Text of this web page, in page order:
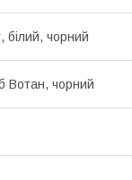
білий, чорний
Вотан, чорний